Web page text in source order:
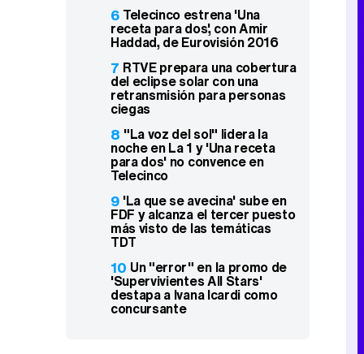
6 Telecinco estrena 'Una
receta para dos', con Amir
Haddad, de Eurovisión 2016
7 RTVE prepara una cobertura
del eclipse solar con una
retransmisión para personas
ciegas
8 "La voz del sol" lidera la
noche en La 1 y 'Una receta
para dos' no convence en
Telecinco
9 'La que se avecina' sube en
FDF y alcanza el tercer puesto
más visto de las temáticas
TDT
10 Un "error" en la promo de
'Supervivientes All Stars'
destapa a Ivana Icardi como
concursante